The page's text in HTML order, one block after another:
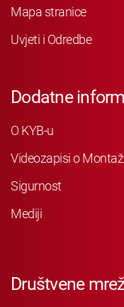
Mapa stranice
Uvjeti i Odredbe
Dodatne
O KYB-u
Videozapisi o
Sigurnost
Mediji
Društvene